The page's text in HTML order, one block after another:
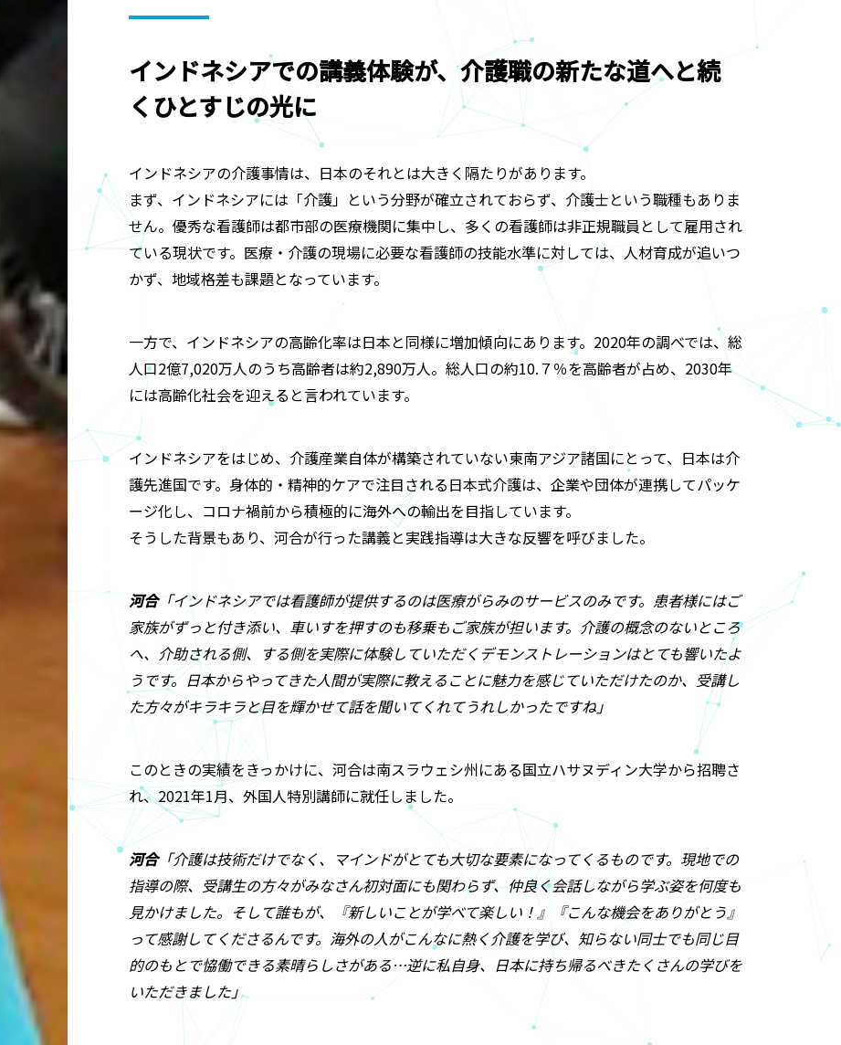
インドネシアでの講義体験が、介護職の新たな道へと続
くひとすじの光に
インドネシアの介護事情は、日本のそれとは大きく隔たりがあります。
まず、インドネシアには「介護」という分野が確立されておらず、介護士という職種もありま
せん。優秀な看護師は都市部の医療機関に集中し、多くの看護師は非正規職員として雇用され
ている現状です。医療・介護の現場に必要な看護師の技能水準に対しては、人材育成が追いつ
かず、地域格差も課題となっています。
一方で、インドネシアの高齢化率は日本と同様に増加傾向にあります。2020年の調べでは、総
人口2億7,020万人のうち高齢者は約2,890万人。総人口の約10.７％を高齢者が占め、2030年
には高齢化社会を迎えると言われています。
インドネシアをはじめ、介護産業自体が構築されていない東南アジア諸国にとって、日本は介
護先進国です。身体的・精神的ケアで注目される日本式介護は、企業や団体が連携してパッケ
ージ化し、コロナ禍前から積極的に海外への輸出を目指しています。
そうした背景もあり、河合が行った講義と実践指導は大きな反響を呼びました。
河合「インドネシアでは看護師が提供するのは医療がらみのサービスのみです。患者様にはご
家族がずっと付き添い、車いすを押すのも移乗もご家族が担います。介護の概念のないところ
へ、介助される側、する側を実際に体験していただくデモンストレーションはとても響いたよ
うです。日本からやってきた人間が実際に教えることに魅力を感じていただけたのか、受講し
た方々がキラキラと目を輝かせて話を聞いてくれてうれしかったですね」
このときの実績をきっかけに、河合は南スラウェシ州にある国立ハサヌディン大学から招聘さ
れ、2021年1月、外国人特別講師に就任しました。
河合「介護は技術だけでなく、マインドがとても大切な要素になってくるものです。現地での
指導の際、受講生の方々がみなさん初対面にも関わらず、仲良く会話しながら学ぶ姿を何度も
見かけました。そして誰もが、『新しいことが学べて楽しい！』『こんな機会をありがとう』
って感謝してくださるんです。海外の人がこんなに熱く介護を学び、知らない同士でも同じ目
的のもとで恊働できる素晴らしさがある…逆に私自身、日本に持ち帰るべきたくさんの学びを
いただきました」